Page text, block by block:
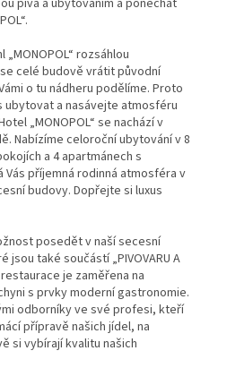
piva a ubytováním a ponechat
rozsáhlou
celé budově vrátit původní
o tu nádheru podělíme. Proto
ubytovat a nasávejte atmosféru
„MONOPOL“ se nachází v
Nabízíme celoroční ubytování v 8
a 4 apartmánech s
Vás příjemná rodinná atmosféra v
budovy. Dopřejte si luxus
posedět v naší secesní
také součástí „PIVOVARU A
restaurace je zaměřena na
s prvky moderní gastronomie.
odborníky ve své profesi, kteří
přípravě našich jídel, na
si vybírají kvalitu našich